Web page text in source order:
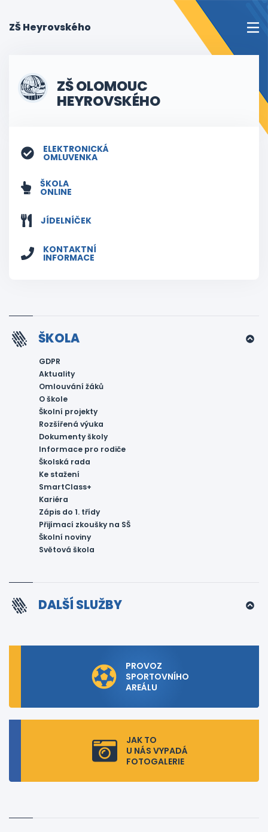
ZŠ Heyrovského
ZŠ OLOMOUC
HEYROVSKÉHO
ELEKTRONICKÁ
OMLUVENKA
ŠKOLA
ONLINE
JÍDELNÍČEK
KONTAKTNÍ
INFORMACE
ŠKOLA
GDPR
Aktuality
Omlouvání žáků
O škole
Školní projekty
Rozšířená výuka
Dokumenty školy
Informace pro rodiče
Školská rada
Ke stažení
SmartClass+
Kariéra
Zápis do 1. třídy
Přijímací zkoušky na SŠ
Školní noviny
Světová škola
DALŠÍ SLUŽBY
PROVOZ
SPORTOVNÍHO
AREÁLU
JAK TO
U NÁS VYPADÁ
FOTOGALERIE